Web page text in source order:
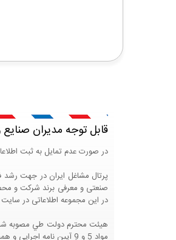
قابل توجه مدیران
در صورت عدم تمایل به ثبت
صنعتی و معرفی برند شرکت و
در این مجموعه اطلاعاتی در